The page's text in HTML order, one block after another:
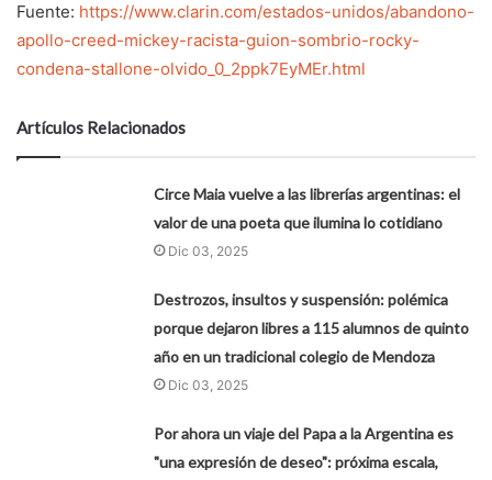
Fuente: https://www.clarin.com/estados-unidos/abandono-
apollo-creed-mickey-racista-guion-sombrio-rocky-
condena-stallone-olvido_0_2ppk7EyMEr.html
Artículos Relacionados
Circe Maia vuelve a las librerías argentinas: el
valor de una poeta que ilumina lo cotidiano
Dic 03, 2025
Destrozos, insultos y suspensión: polémica
porque dejaron libres a 115 alumnos de quinto
año en un tradicional colegio de Mendoza
Dic 03, 2025
Por ahora un viaje del Papa a la Argentina es
"una expresión de deseo": próxima escala,